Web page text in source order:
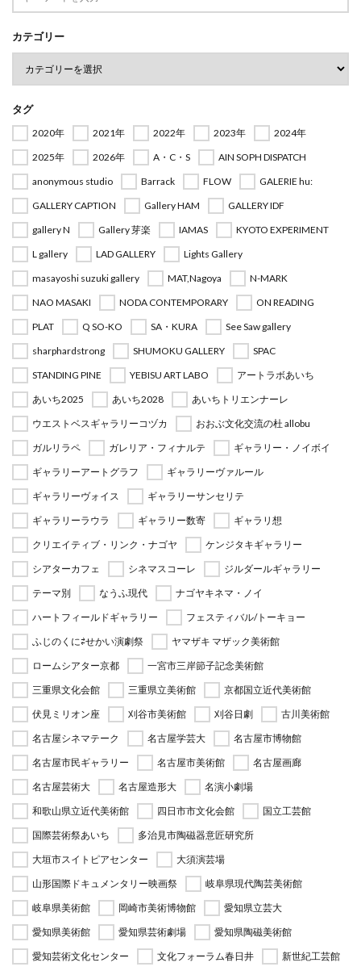
カテゴリー
タグ
2020年 2021年 2022年 2023年
2024年
2025年
2026年 A・C・S
AIN SOPH DISPATCH
anonymous studio
Barrack FLOW
GALERIE hu:
GALLERY CAPTION
Gallery HAM
GALLERY IDF
gallery N
Gallery 芽楽 IAMAS
KYOTO EXPERIMENT
L gallery
LAD GALLERY
Lights Gallery
masayoshi suzuki gallery
MAT,Nagoya
N-MARK
NAO MASAKI
NODA CONTEMPORARY
ON READING
PLAT
Q SO-KO SA・KURA
See Saw gallery
sharphardstrong
SHUMOKU GALLERY
SPAC
STANDING PINE
YEBISU ART LABO
アートラボあいち
あいち2025
あいち2028
あいちトリエンナーレ
ウエストベスギャラリーコヅカ
おおぶ文化交流の杜 allobu
ガルリラペ
ガレリア・フィナルテ
ギャラリー・ノイボイ
ギャラリーアートグラフ
ギャラリーヴァルール
ギャラリーヴォイス
ギャラリーサンセリテ
ギャラリーラウラ
ギャラリー数寄
ギャラリ想
クリエイティブ・リンク・ナゴヤ
ケンジタキギャラリー
シアターカフェ
シネマスコーレ
ジルダールギャラリー
テーマ別
なうふ現代
ナゴヤキネマ・ノイ
ハートフィールドギャラリー
フェスティバル/トーキョー
ふじのくに⇄せかい演劇祭
ヤマザキ マザック美術館
ロームシアター京都
一宮市三岸節子記念美術館
三重県文化会館
三重県立美術館
京都国立近代美術館
伏見ミリオン座
刈谷市美術館 刈谷日劇
古川美術館
名古屋シネマテーク
名古屋学芸大
名古屋市博物館
名古屋市民ギャラリー
名古屋市美術館
名古屋画廊
名古屋芸術大
名古屋造形大
名演小劇場
和歌山県立近代美術館
四日市市文化会館
国立工芸館
国際芸術祭あいち
多治見市陶磁器意匠研究所
大垣市スイトピアセンター
大須演芸場
山形国際ドキュメンタリー映画祭
岐阜県現代陶芸美術館
岐阜県美術館
岡崎市美術博物館
愛知県立芸大
愛知県美術館
愛知県芸術劇場
愛知県陶磁美術館
愛知芸術文化センター
文化フォーラム春日井
新世紀工芸館